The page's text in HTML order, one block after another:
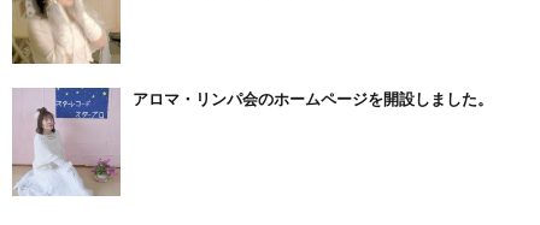
アロマ・リンパ会のホームページを開設しました。